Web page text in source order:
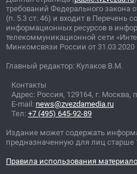
требований Федерального закона
(п. 5.3 ст. 46) и входит в Перечень
информационных ресурсов в
телекоммуникационной сети
Минкомсвязи России от 31.03.2020
Главный редактор: Кулаков В.М.
Контакты
Адрес: Россия, 129164, г. Москва,
E-mail: news@zvezdamedia.ru
Тел: +7 (495) 645-92-89
Издание может содержать
предназначенную для лиц старше
Правила использования